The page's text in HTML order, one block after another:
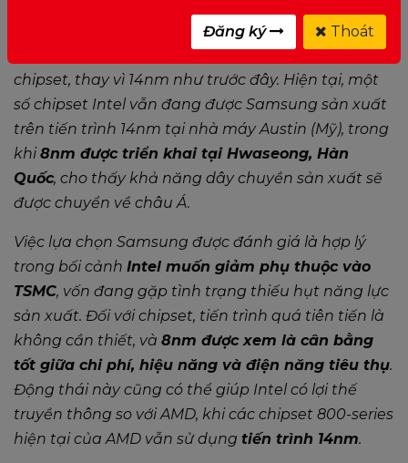
giai đoạn hoàn tất chuẩn bị sản xuất hàng loạt.
Nếu thông tin chính xác, đây sẽ là lần đầu tiên
tiến trình 8nm của Samsungcho
chipset, thay vì 14nm như trước đây. Hiện tại, một
số chipset Intel vẫn đang được Samsung sản xuất
trên tiến trình 14nm tại nhà máy Austin (Mỹ), trong
khi8nm được triển khai tại Hwaseong, Hàn
Quốc, cho thấy khả năng dây chuyền sản xuất sẽ
được chuyển về châu Á.
Việc lựa chọn Samsung được đánh giá là hợp lý
trong bối cảnh Intel muốn giảm phụ thuộc vào
TSMC, vốn đang gặp tình trạng thiếu hụt năng lực
sản xuất. Đối với chipset, tiến trình quá tiên tiến là
không cần thiết, và 8nm được xem là cân bằng
tốt giữa chi phí, hiệu năng và điện năng tiêu thụ.
Động thái này cũng có thể giúp Intel có lợi thế
truyền thông so với AMD, khi các chipset 800-series
hiện tại của AMD vẫn sử dụng tiến trình 14nm.
Đăng ký Thoát